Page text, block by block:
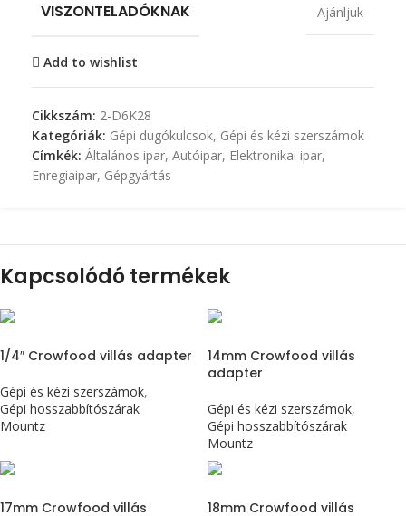
VISZONTELADÓKNAK Ajánljuk
Add to wishlist
Cikkszám: 2-D6K28
Kategóriák: Gépi dugókulcsok, Gépi és kézi szerszámok
Címkék: Általános ipar, Autóipar, Elektronikai ipar,
Enregiaipar, Gépgyártás
Kapcsolódó termékek
1/4″ Crowfood villás adapter
Gépi és kézi szerszámok,
Gépi hosszabbítószárak
Mountz
14mm Crowfood villás
adapter
Gépi és kézi szerszámok,
Gépi hosszabbítószárak
Mountz
17mm Crowfood villás
18mm Crowfood villás